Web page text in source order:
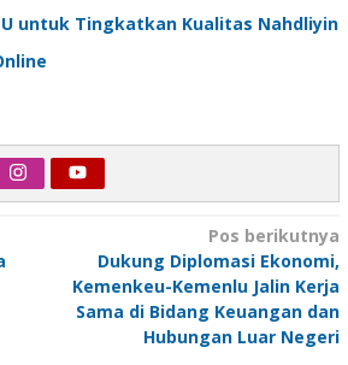
untuk Tingkatkan Kualitas Nahdliyin
Pos berikutnya
Dukung Diplomasi Ekonomi,
Kemenkeu-Kemenlu Jalin Kerja
Sama di Bidang Keuangan dan
Hubungan Luar Negeri